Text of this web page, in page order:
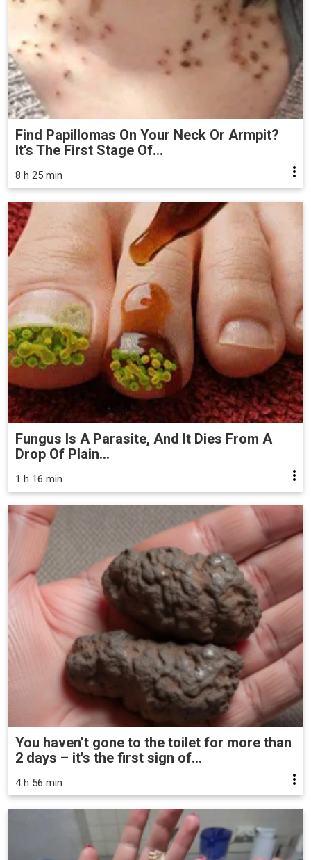
Find Papillomas On Your Neck Or Armpit?
It's The First Stage Of...
8 h 25 min
Fungus Is A Parasite, And It Dies From A
Drop Of Plain...
1 h 16 min
You haven’t gone to the toilet for more than
2 days – it's the first sign of...
4 h 56 min